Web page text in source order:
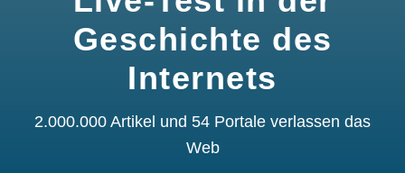
Geschichte des
Internets
2.000.000 Artikel und 54 Portale verlassen das
Web